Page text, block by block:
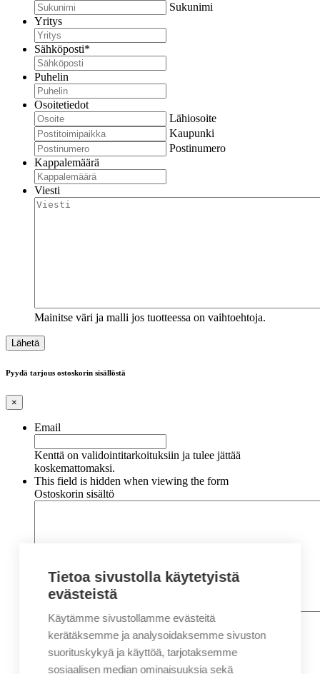
Sukunimi
Yritys
Sähköposti*
Puhelin
Osoitetiedot
Lähiosoite
Kaupunki
Postinumero
Kappalemäärä
Viesti
Mainitse väri ja malli jos tuotteessa on vaihtoehtoja.
Pyydä tarjous ostoskorin sisällöstä
×
Email
Kenttä on validointitarkoituksiin ja tulee jättää
koskemattomaksi.
This field is hidden when viewing the form
Ostoskorin sisältö
Nimi*
Etunimi
Sukunimi
Tietoa sivustolla käytetyistä
evästeistä
Käytämme sivustollamme evästeitä
kerätäksemme ja analysoidaksemme sivuston
suorituskykyä ja käyttöä, tarjotaksemme
sosiaalisen median ominaisuuksia sekä